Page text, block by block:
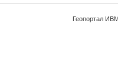
Геопортал